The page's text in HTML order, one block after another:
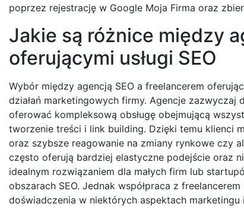
poprzez rejestrację w Google Moja Firma oraz
Jakie są różnice między
oferującymi usługi SEO
Wybór między agencją SEO a freelancerem
działań marketingowych firmy. Agencje
oferować kompleksową obsługę obejmującą
tworzenie treści i link building. Dzięki temu klienci
oraz szybsze reagowanie na zmiany rynkowe czy
często oferują bardziej elastyczne podejście oraz
idealnym rozwiązaniem dla małych firm lub
obszarach SEO. Jednak współpraca z
doświadczenia w niektórych aspektach marketingu